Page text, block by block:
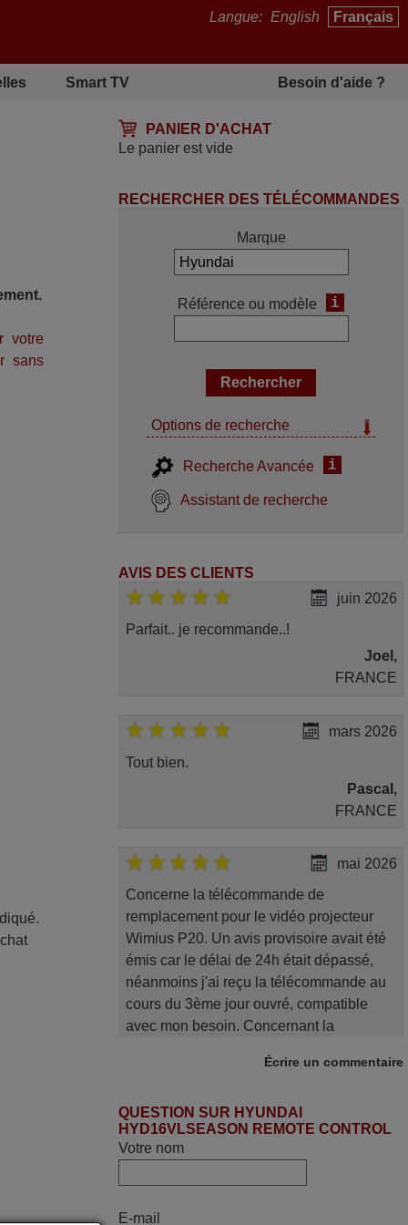
Langue: English Français
Smart TV Besoin d'aide ?
PANIER D'ACHAT
Le panier est vide
votre
sans
RECHERCHER DES TÉLÉCOMMANDES
Marque
Référence ou modèle i
Options de recherche
Recherche Avancée i
Assistant de recherche
AVIS DES CLIENTS
juin 2026
Parfait.. je recommande..!
Joel,
FRANCE
mars 2026
Tout bien.
Pascal,
FRANCE
mai 2026
Concerne la télécommande de
remplacement pour le vidéo projecteur
Wimius P20. Un avis provisoire avait été
émis car le délai de 24h était dépassé,
néanmoins j'ai reçu la télécommande au
cours du 3ème jour ouvré, compatible
avec mon besoin. Concernant la
produit tient sa promesse. Le document
des différentes touches. De plus, elle est
directement utilisable moyennant
l'insertion des 2 piles fournies.
Écrire un commentaire
QUESTION SUR HYUNDAI
HYD16VLSEASON REMOTE CONTROL
Votre nom
E-mail